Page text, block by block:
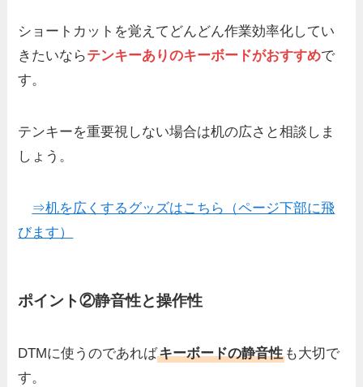
ショートカットを覚えてどんどん作業効率化してい
きたいならテンキーありのキーボードがおすすめで
す。
テンキーを重要視しない場合は机の広さと相談しま
しょう。
⇒机を広くするグッズはこちら（ページ下部に飛
びます）
ポイント②静音性と操作性
DTMに使うのであればキーボードの静音性 も大切で
す。